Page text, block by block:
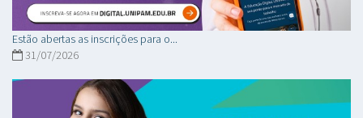
Estão abertas as inscrições para o...
31/07/2026